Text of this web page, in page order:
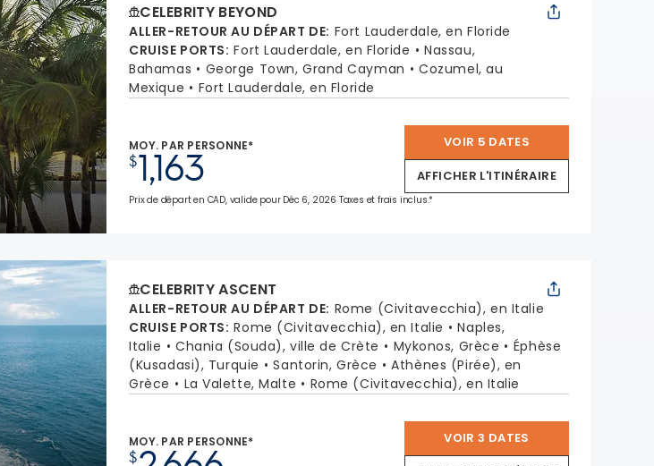
CELEBRITY BEYOND
ALLER-RETOUR AU DÉPART DE: Fort Lauderdale, en Floride
CRUISE PORTS: Fort Lauderdale, en Floride
Nassau,
Bahamas
George Town, Grand Cayman
Cozumel, au
Mexique
Fort Lauderdale, en Floride
MOY. PAR PERSONNE*
$1,163
VOIR 5 DATES
AFFICHER L'ITINÉRAIRE
Prix de départ en CAD, valide pour Déc 6, 2026 Taxes et frais inclus.*
CELEBRITY ASCENT
ALLER-RETOUR AU DÉPART DE: Rome (Civitavecchia), en Italie
CRUISE PORTS: Rome (Civitavecchia), en Italie
Naples,
Italie
Chania (Souda), ville de Crète Mykonos, Grèce
Éphèse
(Kusadasi), Turquie
Santorin, Grèce
Athènes (Pirée), en
Grèce
La Valette, Malte Rome (Civitavecchia), en Italie
MOY. PAR PERSONNE*
$
VOIR 3 DATES